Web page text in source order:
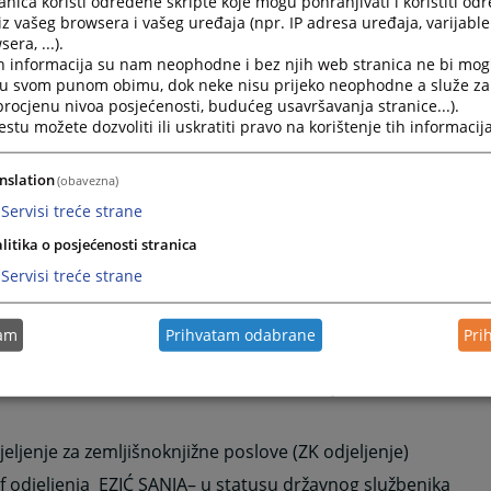
referent daktilograf ČAUŠEVIĆ ADILA – u statusu
referent daktilograf _____________ – u statusu namještenika
referent daktilograf HASIĆ RAMIZA – u statusu
referent daktilograf BAPIĆ HATA – u statusu namještenika
referent za računovodstveno materijalne poslove –
- u statusu namještenika
ekonom JAŠARAGIĆ SEMIR – u statusu
dostavljač DURIĆ SENAD – u statusu namještenika
za zemljišnoknjižne poslove (ZK odjeljenje)
odjeljenja EZIĆ SANJA– u statusu državnog službenika
vašeg browsera i vašeg uređaja (npr. IP adresa uređaja,
...).
informacija su nam neophodne i bez njih web stranica ne bi
svom punom obimu, dok neke nisu prijeko neophodne a služe
nivoa posjećenosti, budućeg usavršavanja stranice...).
možete dozvoliti ili uskratiti pravo na korištenje tih
(obavezna)
Servisi treće strane
o posjećenosti stranica
Servisi treće strane
Prihvatam odabrane